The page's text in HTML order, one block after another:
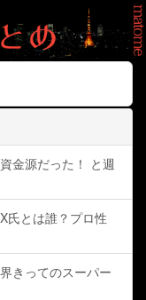
金源だった！ と週
氏とは誰？プロ性
きってのスーパー